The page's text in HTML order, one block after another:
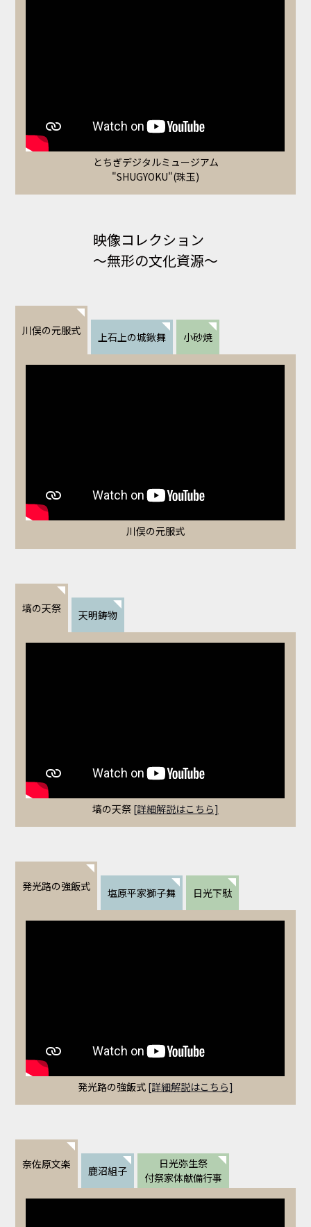
とちぎデジタルミュージアム
"SHUGYOKU"(珠玉)
映像コレクション
～無形の文化資源～
川俣の元服式 上石上の城鍬舞 小砂焼
川俣の元服式
塙の天祭 天明鋳物
塙の天祭 [詳細解説はこちら]
発光路の強飯式 塩原平家獅子舞 日光下駄
発光路の強飯式 [詳細解説はこちら]
奈佐原文楽 鹿沼組子
日光弥生祭
付祭家体献備行事